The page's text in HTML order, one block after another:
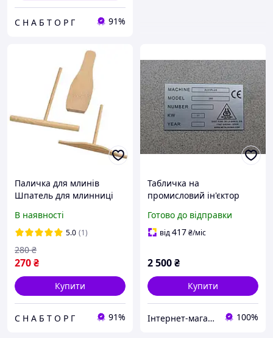
С Н А Б Т О Р Г 91%
Паличка для млинів
Шпатель для млинниці
В наявності
5.0 (1)
270₴
280 ₴
Купити
С Н А Б Т О Р Г 91%
Табличка на
промисловий ін'єктор
Готово до відправки
від417₴/міс
2 500₴
Купити
Iнтернет-магазин proMaking 100%